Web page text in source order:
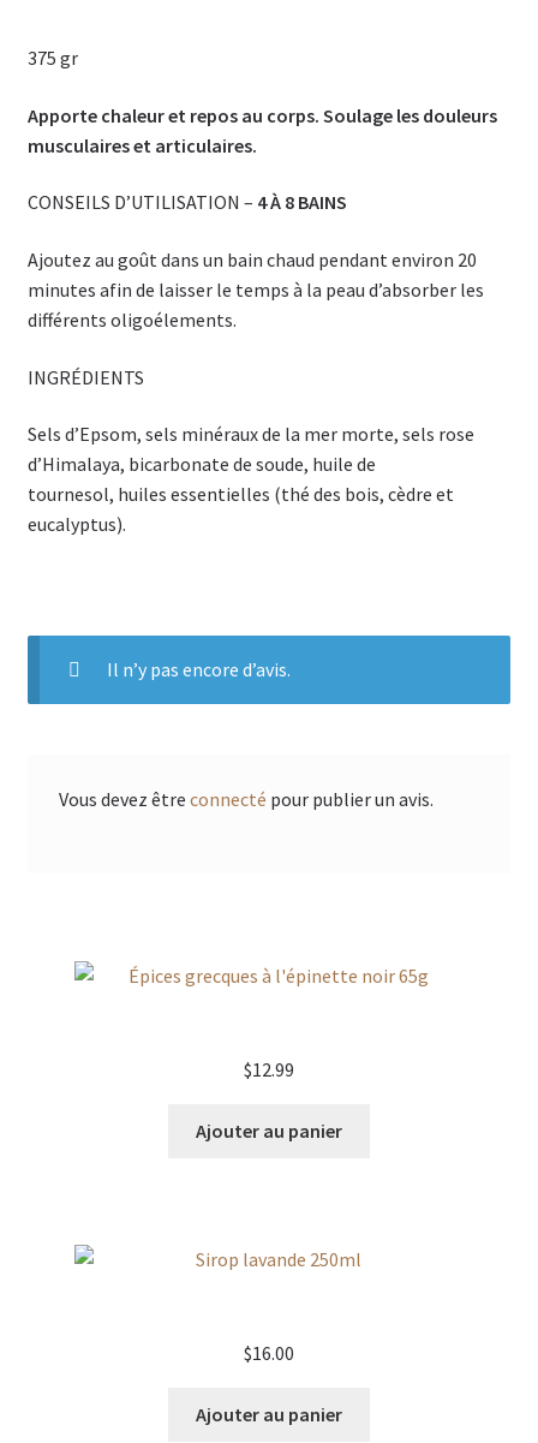
375 gr
Apporte chaleur et repos au corps. Soulage les douleurs
musculaires et articulaires.
CONSEILS D’UTILISATION – 4 À 8 BAINS
Ajoutez au goût dans un bain chaud pendant environ 20
minutes afin de laisser le temps à la peau d’absorber les
différents oligoélements.
INGRÉDIENTS
Sels d’Epsom, sels minéraux de la mer morte, sels rose
d’Himalaya, bicarbonate de soude, huile de
tournesol, huiles essentielles (thé des bois, cèdre et
eucalyptus).
Il n’y pas encore d’avis.
Vous devez être connecté pour publier un avis.
$12.99
Ajouter au panier
$16.00
Ajouter au panier